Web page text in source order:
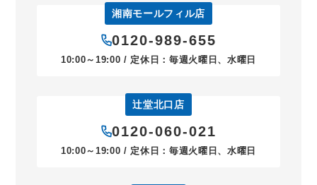
湘南モールフィル店
0120-989-655
10:00～19:00 / 定休日：毎週火曜日、水曜日
辻堂北口店
0120-060-021
10:00～19:00 / 定休日：毎週火曜日、水曜日